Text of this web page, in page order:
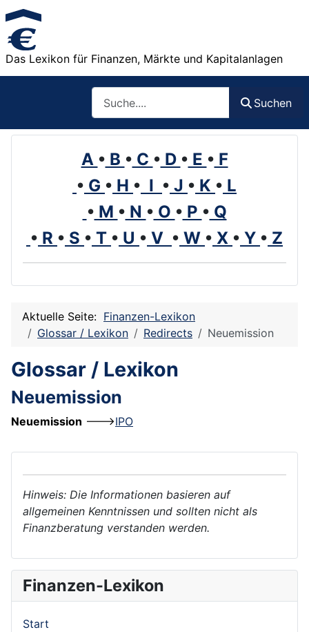
Das Lexikon für Finanzen, Märkte und Kapitalanlagen
Suchen
A • B • C • D • E • F
• G • H • I • J • K • L
• M • N • O • P • Q
• R • S • T • U • V • W • X • Y • Z
Aktuelle Seite: Finanzen-Lexikon
Glossar / Lexikon
Redirects Neuemission
Glossar / Lexikon
Neuemission
Neuemission --->IPO
Hinweis: Die Informationen basieren auf
allgemeinen Kenntnissen und sollten nicht als
Finanzberatung verstanden werden.
Finanzen-Lexikon
Start